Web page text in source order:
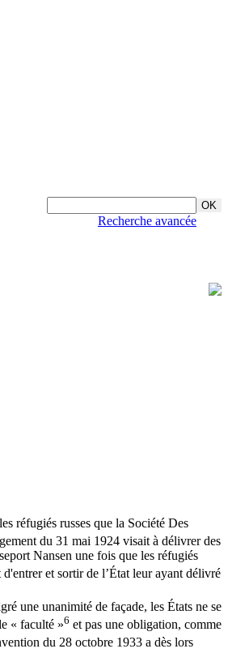
Recherche avancée
réfugiés russes que la Société Des
du 31 mai 1924 visait à délivrer des
Nansen une fois que les réfugiés
et sortir de l’État leur ayant délivré
une unanimité de façade, les États ne se
« faculté »6 et pas une obligation, comme
du 28 octobre 1933 a dès lors